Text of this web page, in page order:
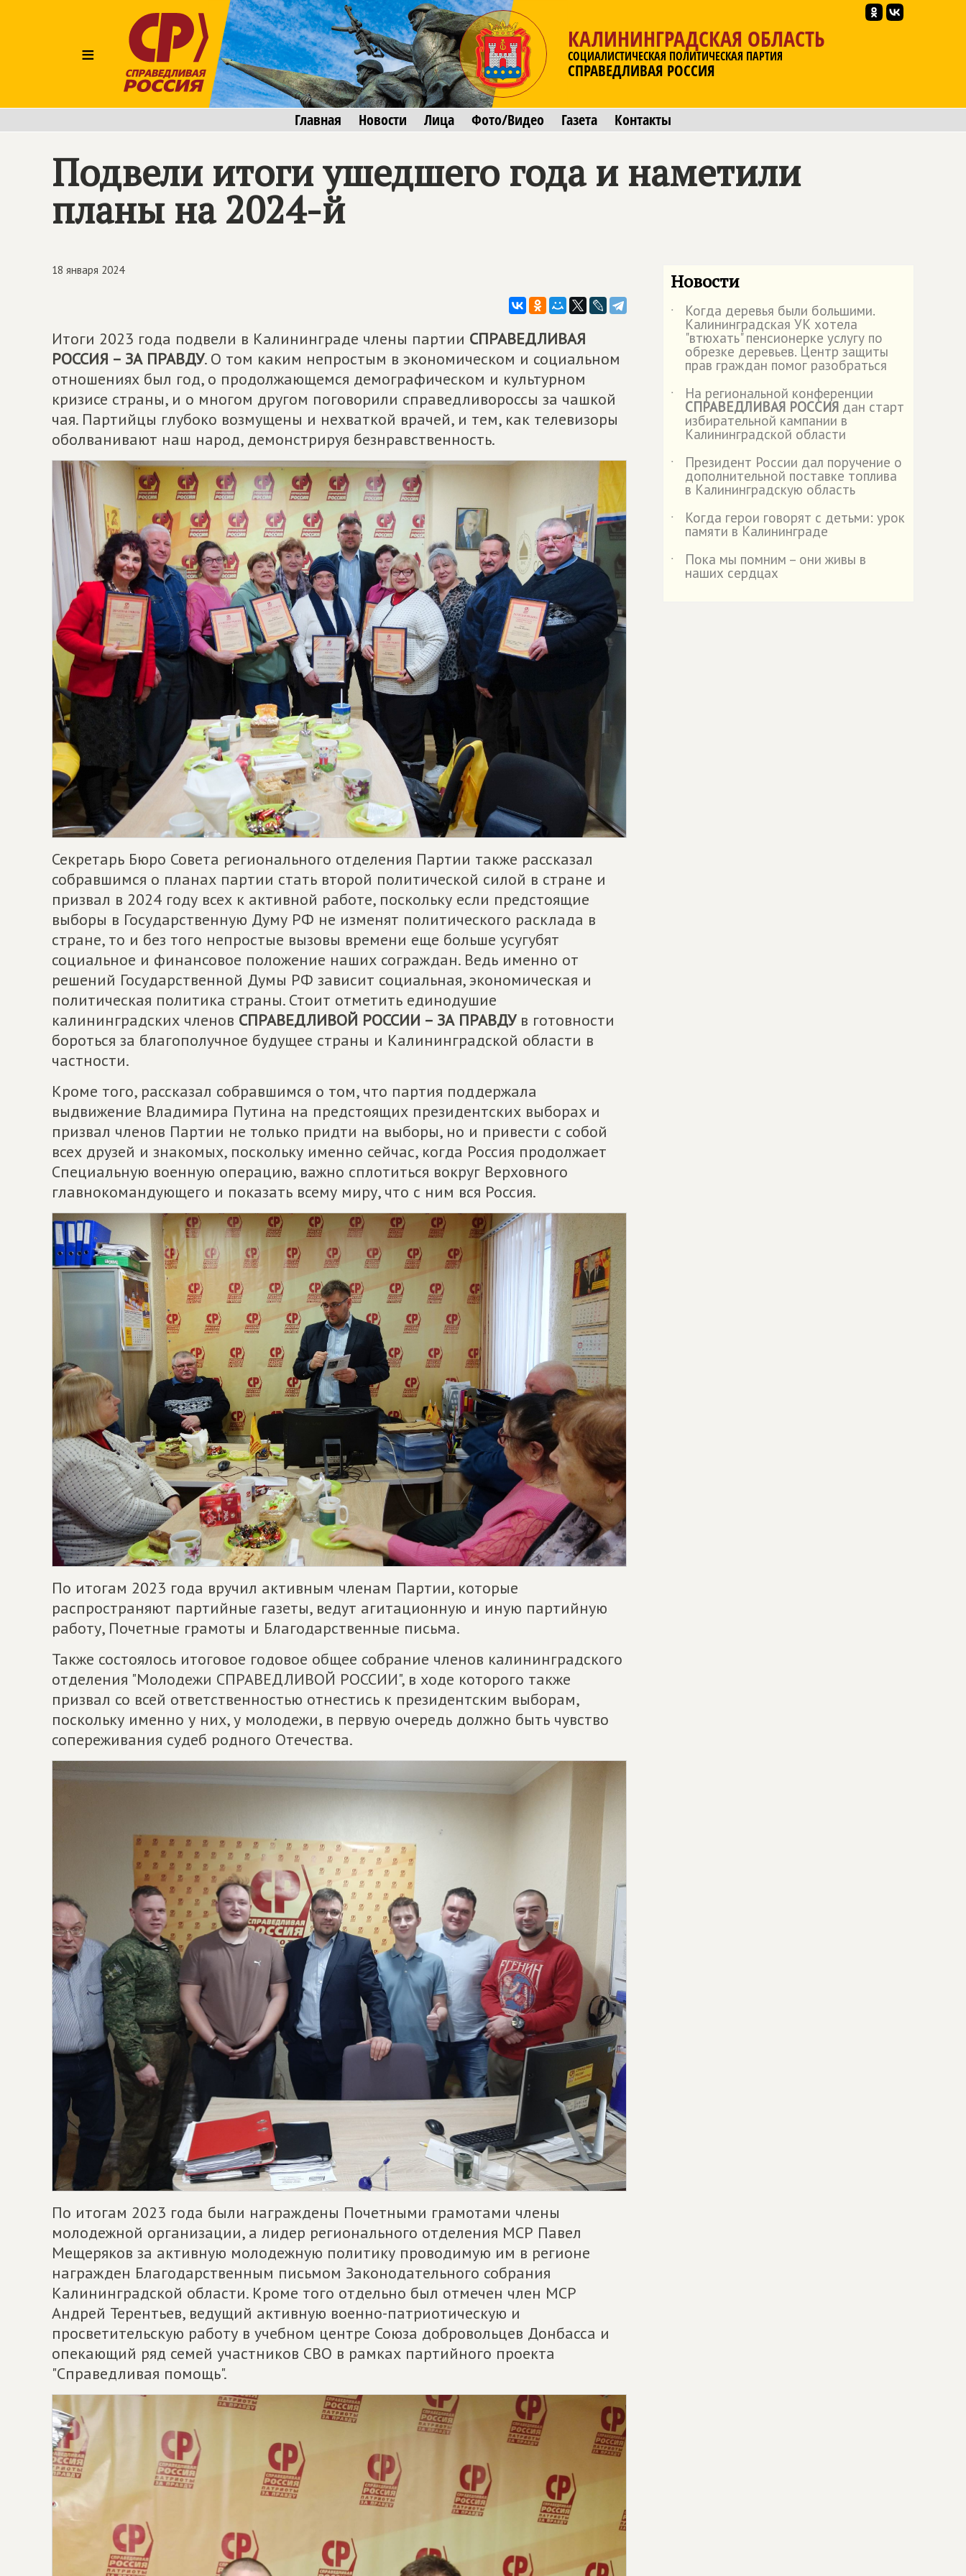
≡
КАЛИНИНГРАДСКАЯ ОБЛАСТЬ
СОЦИАЛИСТИЧЕСКАЯ ПОЛИТИЧЕСКАЯ ПАРТИЯ
СПРАВЕДЛИВАЯ РОССИЯ
Главная Новости Лица Фото/Видео Газета Контакты
Подвели итоги ушедшего года и наметили
планы на 2024-й
18 января 2024
Итоги 2023 года подвели в Калининграде члены партии СПРАВЕДЛИВАЯ
РОССИЯ – ЗА ПРАВДУ. О том каким непростым в экономическом и социальном
отношениях был год, о продолжающемся демографическом и культурном
кризисе страны, и о многом другом поговорили справедливороссы за чашкой
чая. Партийцы глубоко возмущены и нехваткой врачей, и тем, как телевизоры
оболванивают наш народ, демонстрируя безнравственность.
Секретарь Бюро Совета регионального отделения Партии также рассказал
собравшимся о планах партии стать второй политической силой в стране и
призвал в 2024 году всех к активной работе, поскольку если предстоящие
выборы в Государственную Думу РФ не изменят политического расклада в
стране, то и без того непростые вызовы времени еще больше усугубят
социальное и финансовое положение наших сограждан. Ведь именно от
решений Государственной Думы РФ зависит социальная, экономическая и
политическая политика страны. Стоит отметить единодушие
калининградских членов СПРАВЕДЛИВОЙ РОССИИ – ЗА ПРАВДУв готовности
бороться за благополучное будущее страны и Калининградской области в
частности.
Кроме того, рассказал собравшимся о том, что партия поддержала
выдвижение Владимира Путина на предстоящих президентских выборах и
призвал членов Партии не только придти на выборы, но и привести с собой
всех друзей и знакомых, поскольку именно сейчас, когда Россия продолжает
Специальную военную операцию, важно сплотиться вокруг Верховного
главнокомандующего и показать всему миру, что с ним вся Россия.
По итогам 2023 года вручил активным членам Партии, которые
распространяют партийные газеты, ведут агитационную и иную партийную
работу, Почетные грамоты и Благодарственные письма.
Также состоялось итоговое годовое общее собрание членов калининградского
отделения "Молодежи СПРАВЕДЛИВОЙ РОССИИ", в ходе которого также
призвал со всей ответственностью отнестись к президентским выборам,
поскольку именно у них, у молодежи, в первую очередь должно быть чувство
сопереживания судеб родного Отечества.
По итогам 2023 года были награждены Почетными грамотами члены
молодежной организации, а лидер регионального отделения МСР Павел
Мещеряков за активную молодежную политику проводимую им в регионе
награжден Благодарственным письмом Законодательного собрания
Калининградской области. Кроме того отдельно был отмечен член МСР
Андрей Терентьев, ведущий активную военно-патриотическую и
просветительскую работу в учебном центре Союза добровольцев Донбасса и
опекающий ряд семей участников СВО в рамках партийного проекта
"Справедливая помощь".
Новости
˙ Когда деревья были большими.
Калининградская УК хотела
"втюхать" пенсионерке услугу по
обрезке деревьев. Центр защиты
прав граждан помог разобраться
˙
На региональной конференции
СПРАВЕДЛИВАЯ РОССИЯ дан старт
избирательной кампании в
Калининградской области
˙
Президент России дал поручение о
дополнительной поставке топлива
в Калининградскую область
˙
Когда герои говорят с детьми: урок
памяти в Калининграде
˙
Пока мы помним – они живы в
наших сердцах